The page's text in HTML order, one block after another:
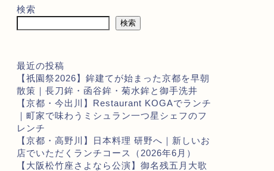
検索
検索
最近の投稿
【祇園祭2026】鉾建てが始まった京都を早朝
散策｜長刀鉾・函谷鉾・菊水鉾と御手洗井
【京都・今出川】Restaurant KOGAでランチ
｜町家で味わうミシュラン一つ星シェフのフ
レンチ
【京都・高野川】日本料理 研野へ｜新しいお
店でいただくランチコース（2026年6月）
【大阪松竹座さよなら公演】御名残五月大歌